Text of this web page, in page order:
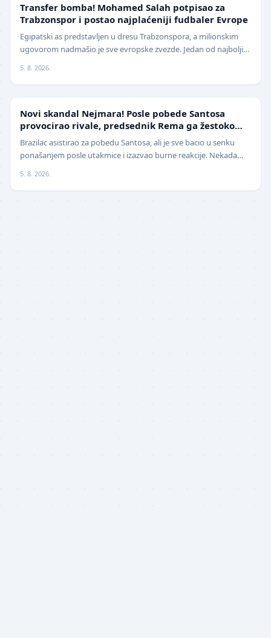
Transfer bomba! Mohamed Salah potpisao za
Trabzonspor i postao najplaćeniji fudbaler Evrope
Egipatski as predstavljen u dresu Trabzonspora, a milionskim
ugovorom nadmašio je sve evropske zvezde. Jedan od najboljih
5. 8. 2026.
Novi skandal Nejmara! Posle pobede Santosa
provocirao rivale, predsednik Rema ga žestoko
isprozivao: "Bitanga i klovn!" (VIDEO)
Brazilac asistirao za pobedu Santosa, ali je sve bacio u senku
ponašanjem posle utakmice i izazvao burne reakcije. Nekada
5. 8. 2026.